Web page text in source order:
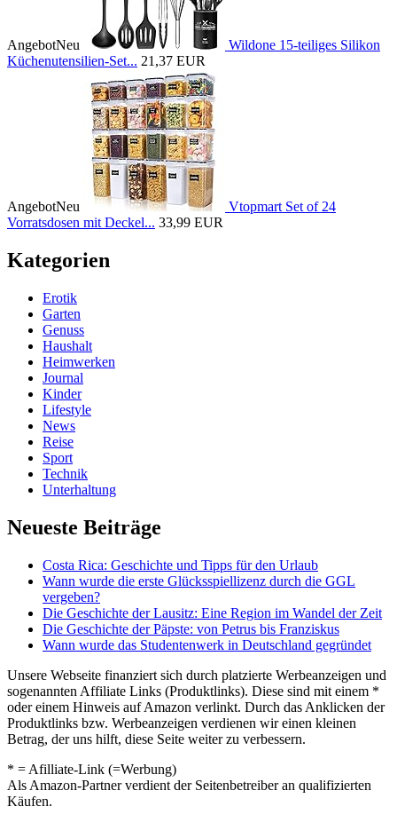
AngebotNeu
Wildone 15-teiliges Silikon
Küchenutensilien-Set... 21,37 EUR
AngebotNeu
Vtopmart Set of 24
Vorratsdosen mit Deckel... 33,99 EUR
Kategorien
Erotik
Garten
Genuss
Haushalt
Heimwerken
Journal
Kinder
Lifestyle
News
Reise
Sport
Technik
Unterhaltung
Neueste Beiträge
Costa Rica: Geschichte und Tipps für den Urlaub
Wann wurde die erste Glücksspiellizenz durch die GGL
vergeben?
Die Geschichte der Lausitz: Eine Region im Wandel der Zeit
Die Geschichte der Päpste: von Petrus bis Franziskus
Wann wurde das Studentenwerk in Deutschland gegründet
Unsere Webseite finanziert sich durch platzierte Werbeanzeigen und
sogenannten Affiliate Links (Produktlinks). Diese sind mit einem *
oder einem Hinweis auf Amazon verlinkt. Durch das Anklicken der
Produktlinks bzw. Werbeanzeigen verdienen wir einen kleinen
Betrag, der uns hilft, diese Seite weiter zu verbessern.
* = Afilliate-Link (=Werbung)
Als Amazon-Partner verdient der Seitenbetreiber an qualifizierten
Käufen.